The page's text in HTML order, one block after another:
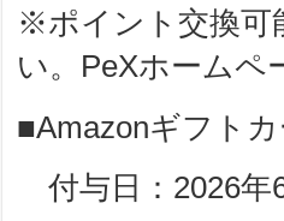
※ポイント交換可
い。PeXホームペ
■Amazonギフトカ
付与日：2026年